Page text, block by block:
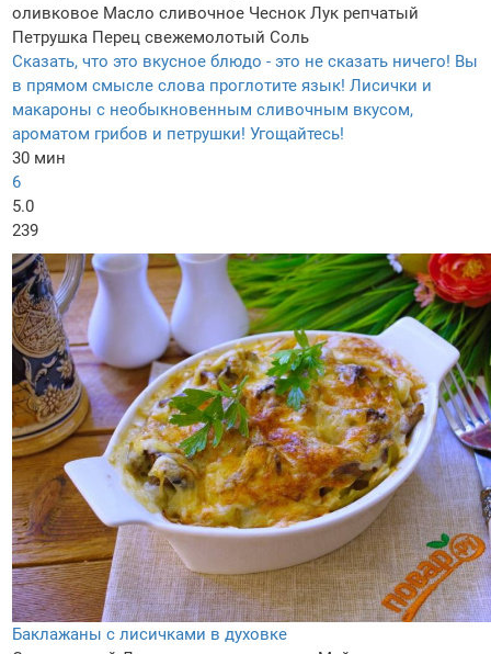
оливковое Масло сливочное Чеснок Лук репчатый
Петрушка Перец свежемолотый Соль
Сказать, что это вкусное блюдо - это не сказать ничего! Вы
в прямом смысле слова проглотите язык! Лисички и
макароны с необыкновенным сливочным вкусом,
ароматом грибов и петрушки! Угощайтесь!
30 мин
6
5.0
239
Баклажаны с лисичками в духовке